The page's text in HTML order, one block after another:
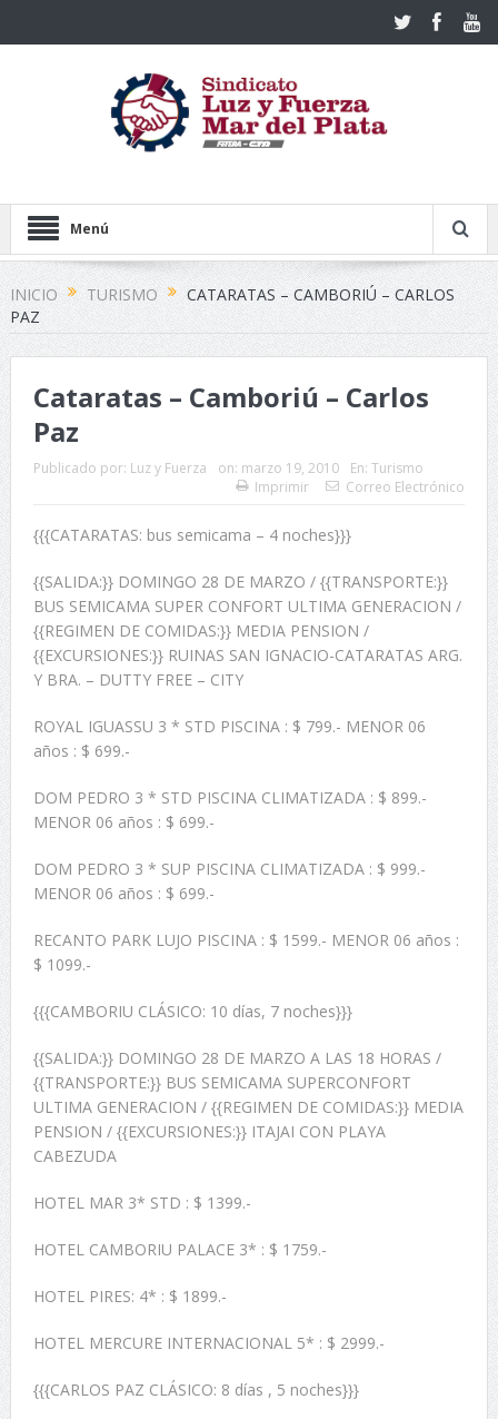
Menú
INICIO TURISMO
CATARATAS – CAMBORIÚ – CARLOS
PAZ
Cataratas – Camboriú – Carlos
Paz
Publicado por: Luz y Fuerza on: marzo 19, 2010 En: Turismo
Imprimir
Correo Electrónico
{{{CATARATAS: bus semicama – 4 noches}}}
{{SALIDA:}} DOMINGO 28 DE MARZO / {{TRANSPORTE:}}
BUS SEMICAMA SUPER CONFORT ULTIMA GENERACION /
{{REGIMEN DE COMIDAS:}} MEDIA PENSION /
{{EXCURSIONES:}} RUINAS SAN IGNACIO-CATARATAS ARG.
Y BRA. – DUTTY FREE – CITY
ROYAL IGUASSU 3 * STD PISCINA : $ 799.- MENOR 06
años : $ 699.-
DOM PEDRO 3 * STD PISCINA CLIMATIZADA : $ 899.-
MENOR 06 años : $ 699.-
DOM PEDRO 3 * SUP PISCINA CLIMATIZADA : $ 999.-
MENOR 06 años : $ 699.-
RECANTO PARK LUJO PISCINA : $ 1599.- MENOR 06 años :
$ 1099.-
{{{CAMBORIU CLÁSICO: 10 días, 7 noches}}}
{{SALIDA:}} DOMINGO 28 DE MARZO A LAS 18 HORAS /
{{TRANSPORTE:}} BUS SEMICAMA SUPERCONFORT
ULTIMA GENERACION / {{REGIMEN DE COMIDAS:}} MEDIA
PENSION / {{EXCURSIONES:}} ITAJAI CON PLAYA
CABEZUDA
HOTEL MAR 3* STD : $ 1399.-
HOTEL CAMBORIU PALACE 3* : $ 1759.-
HOTEL PIRES: 4* : $ 1899.-
HOTEL MERCURE INTERNACIONAL 5* : $ 2999.-
{{{CARLOS PAZ CLÁSICO: 8 días , 5 noches}}}